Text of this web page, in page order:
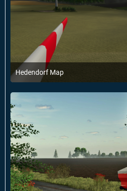
Hedendorf Map
6. Februar 2025 um 18:21
2